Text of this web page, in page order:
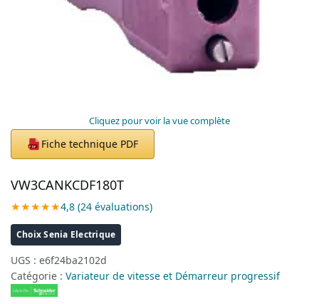
Cliquez pour voir la vue complète
PDF Fiche technique PDF
VW3CANKCDF180T
★★★★★4,8 (24 évaluations)
Choix Senia Electrique
UGS : e6f24ba2102d
Catégorie : Variateur de vitesse et Démarreur progressif